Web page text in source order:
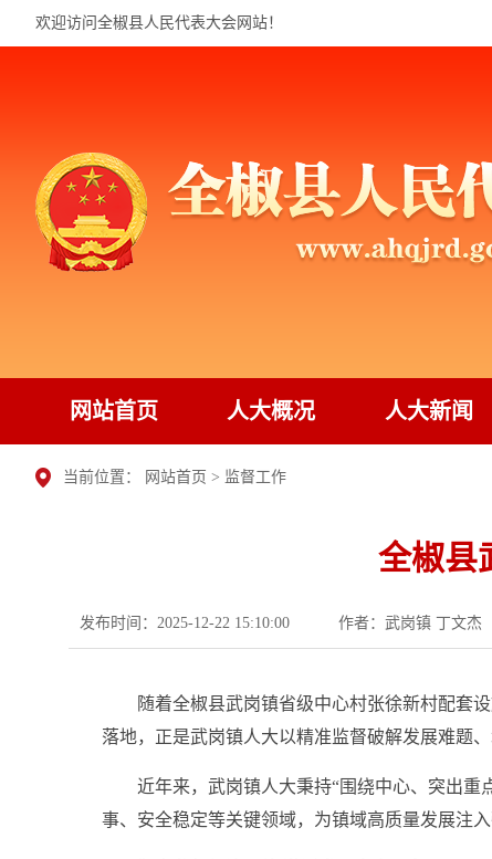
欢迎访问全椒县人民代表大会网站！
网站首页 人大概况 人大新闻
当前位置： 网站首页 > 监督工作
全椒县
发布时间：2025-12-22 15:10:00 作者：武岗镇 丁文杰
随着全椒县武岗镇省级中心村张徐新村配套
落地，正是武岗镇人大以精准监督破解发展难题
近年来，武岗镇人大秉持“围绕中心、突出重
事、安全稳定等关键领域，为镇域高质量发展注入